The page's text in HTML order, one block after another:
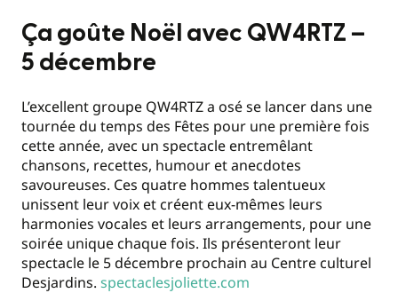
Ça goûte Noël avec QW4RTZ –
5 décembre
L’excellent groupe QW4RTZ a osé se lancer dans une
tournée du temps des Fêtes pour une première fois
cette année, avec un spectacle entremêlant
chansons, recettes, humour et anecdotes
savoureuses. Ces quatre hommes talentueux
unissent leur voix et créent eux-mêmes leurs
harmonies vocales et leurs arrangements, pour une
soirée unique chaque fois. Ils présenteront leur
spectacle le 5 décembre prochain au Centre culturel
Desjardins. spectaclesjoliette.com